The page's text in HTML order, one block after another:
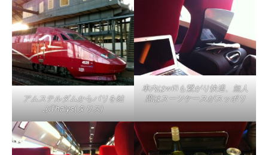
アムステルダムからパリを結
ぶThalys(タリス)
車内はwifiも繋がり快適、無人
席はスーツケースがスッポリ